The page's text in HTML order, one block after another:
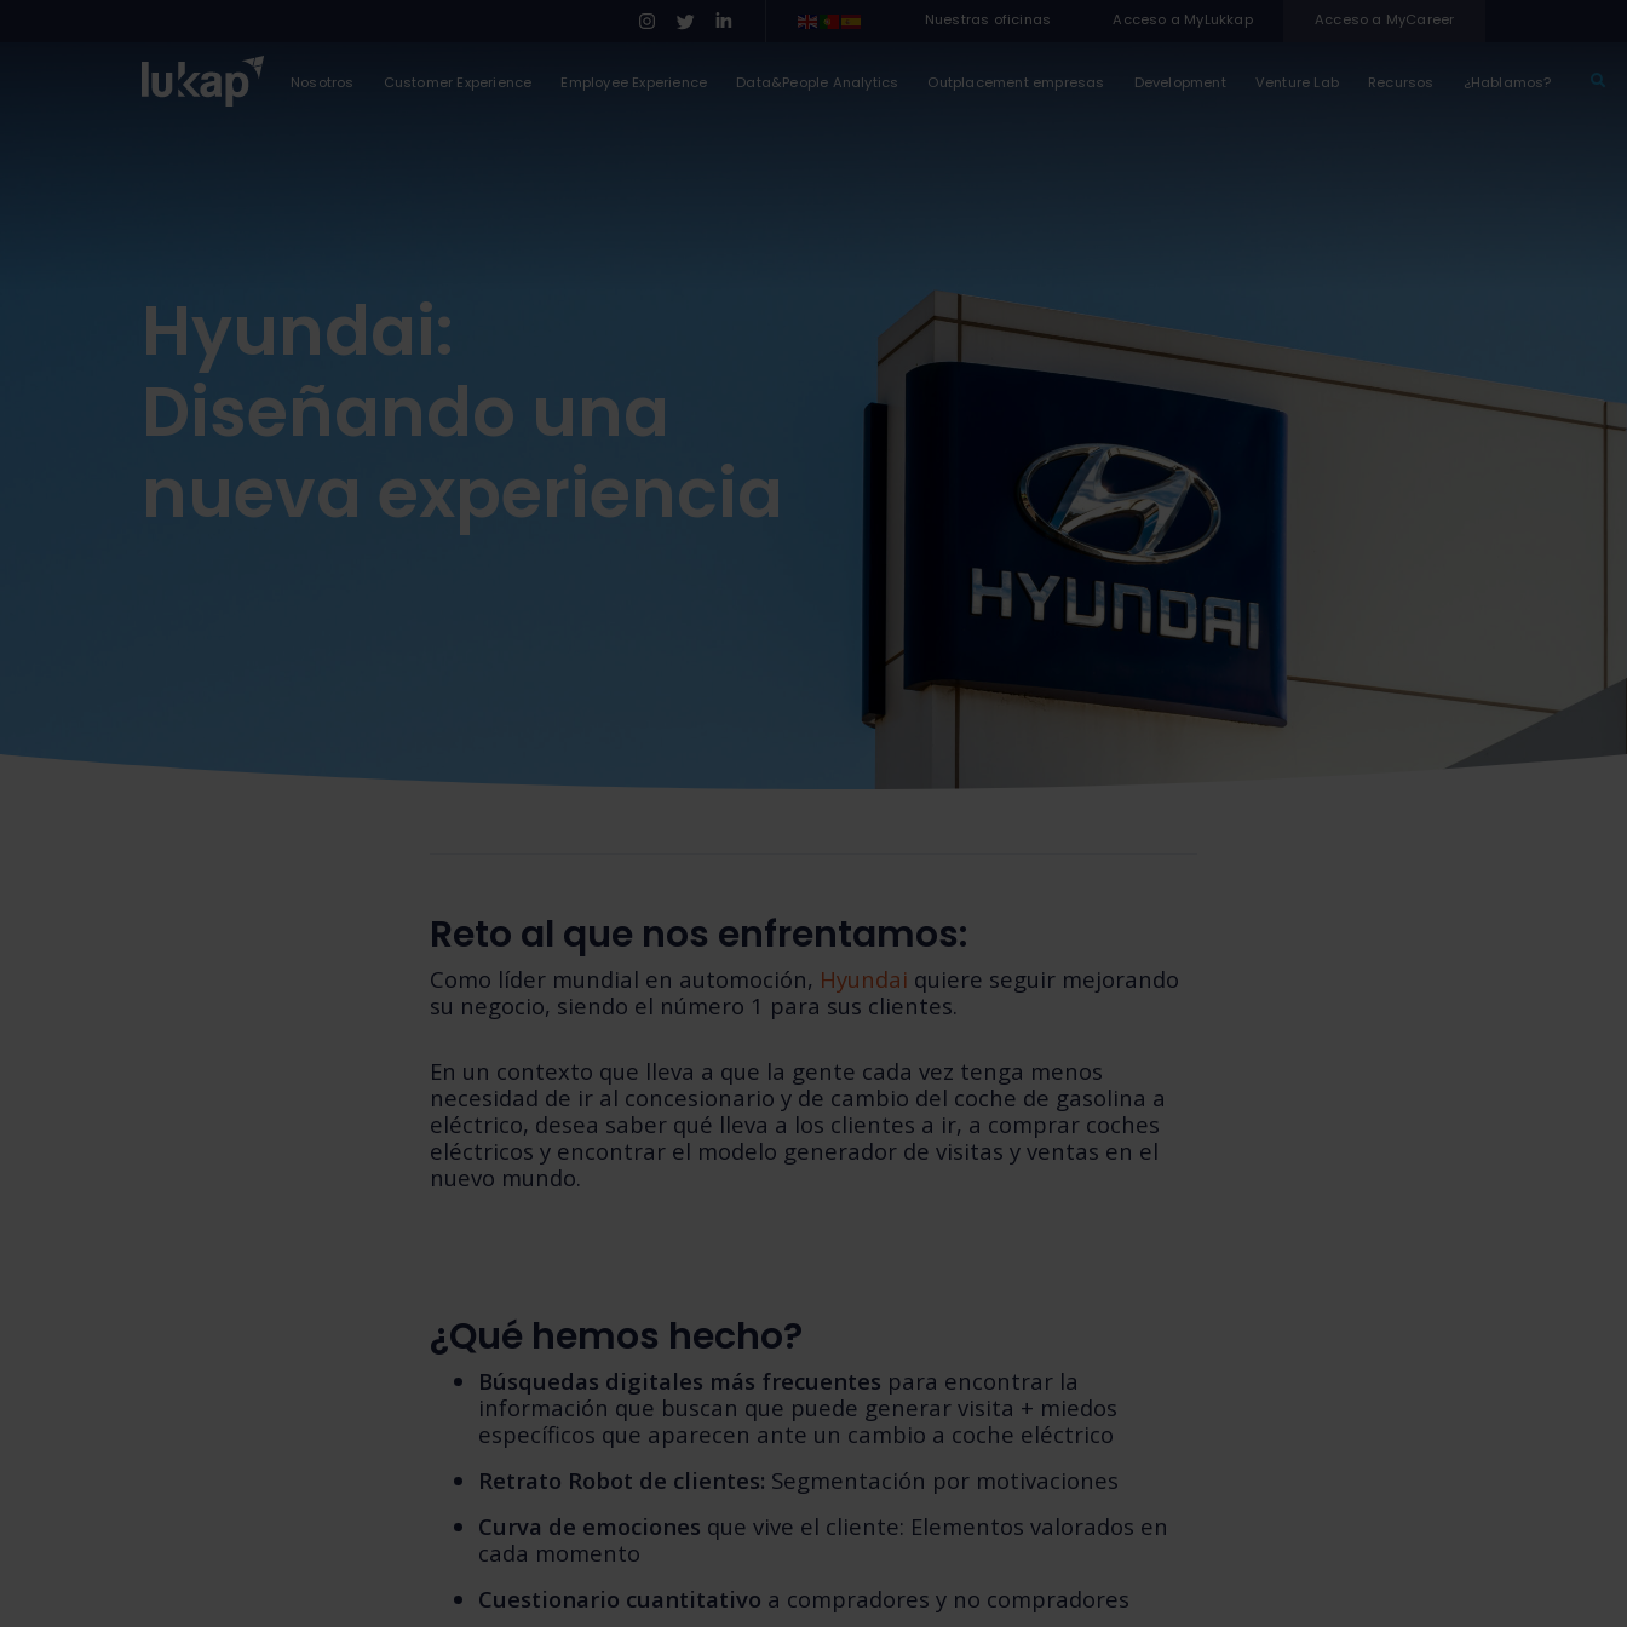
Nuestras oficinas Acceso a MyLukkap Acceso a MyCareer
Nosotros Customer Experience Employee Experience Data&People Analytics Outplacement empresas Development Venture Lab Recursos ¿Hablamos?
Hyundai:
Diseñando una
nueva experiencia
Reto al que nos enfrentamos:
Como líder mundial en automoción, Hyundai quiere seguir mejorando
su negocio, siendo el número 1 para sus clientes.
En un contexto que lleva a que la gente cada vez tenga menos
necesidad de ir al concesionario y de cambio del coche de gasolina a
eléctrico, desea saber qué lleva a los clientes a ir, a comprar coches
eléctricos y encontrar el modelo generador de visitas y ventas en el
nuevo mundo.
¿Qué hemos hecho?
Búsquedas digitales más frecuentes para encontrar la
información que buscan que puede generar visita + miedos
específicos que aparecen ante un cambio a coche eléctrico
Retrato Robot de clientes: Segmentación por motivaciones
Curva de emociones que vive el cliente: Elementos valorados en
cada momento
Cuestionario cuantitativo a compradores y no compradores